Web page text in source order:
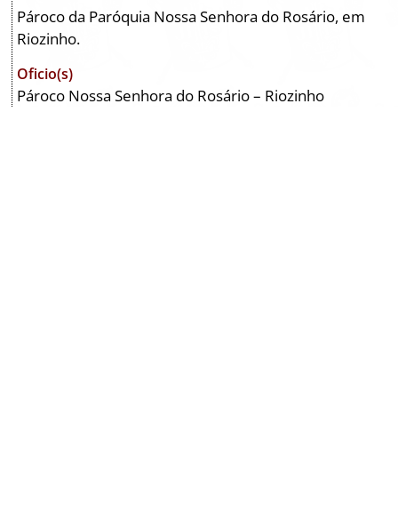
Pároco da Paróquia Nossa Senhora do Rosário, em
Riozinho.
Oficio(s)
Pároco Nossa Senhora do Rosário – Riozinho